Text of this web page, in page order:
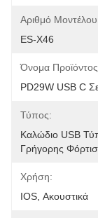
Αριθμό
ES-X46
Όνομα
PD29W USB C
Τύπος:
Καλώδιο USB
Γρήγορης
Χρήση:
IOS, Ακουστικά